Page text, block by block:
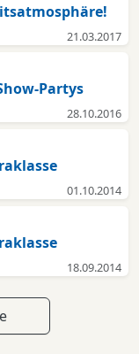
21.03.2017
Partys
28.10.2016
01.10.2014
18.09.2014